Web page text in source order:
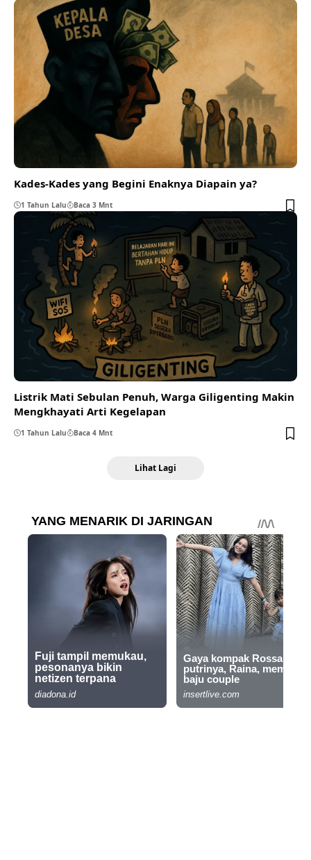
Kades-Kades yang Begini Enaknya Diapain ya?
1 Tahun Lalu Baca 3 Mnt
Listrik Mati Sebulan Penuh, Warga Giligenting Makin
Mengkhayati Arti Kegelapan
1 Tahun Lalu Baca 4 Mnt
Lihat Lagi